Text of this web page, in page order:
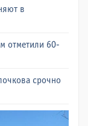
в
отметили 60-
срочно